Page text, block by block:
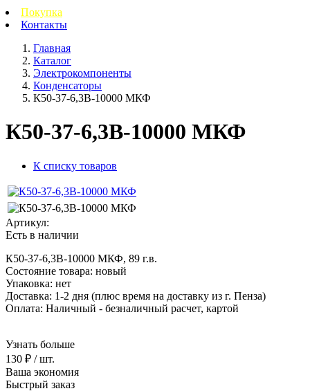
Покупка
Контакты
Главная
Каталог
Электрокомпоненты
Конденсаторы
К50-37-6,3В-10000 МКФ
К50-37-6,3В-10000 МКФ
К списку товаров
Артикул:
Есть в наличии
К50-37-6,3В-10000 МКФ, 89 г.в.
Состояние товара: новый
Упаковка: нет
Доставка: 1-2 дня (плюс время на доставку из г. Пенза)
Оплата: Наличный - безналичный расчет, картой
Узнать больше
130 ₽ / шт.
Ваша экономия
Быстрый заказ